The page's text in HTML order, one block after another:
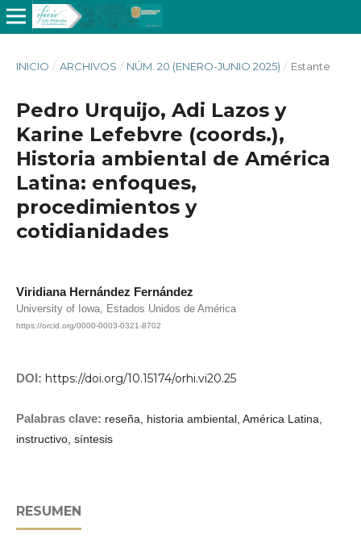
INICIO / ARCHIVOS / NÚM. 20 (ENERO-JUNIO 2025) / Estante
Pedro Urquijo, Adi Lazos y
Karine Lefebvre (coords.),
Historia ambiental de América
Latina: enfoques,
procedimientos y
cotidianidades
Viridiana Hernández Fernández
University of Iowa, Estados Unidos de América
https://orcid.org/0000-0003-0321-8702
DOI: https://doi.org/10.15174/orhi.vi20.25
Palabras clave: reseña, historia ambiental, América Latina,
instructivo, síntesis
RESUMEN